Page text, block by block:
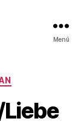
Menü